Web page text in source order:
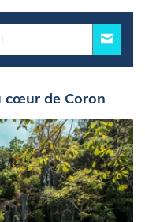
cœur de Coron